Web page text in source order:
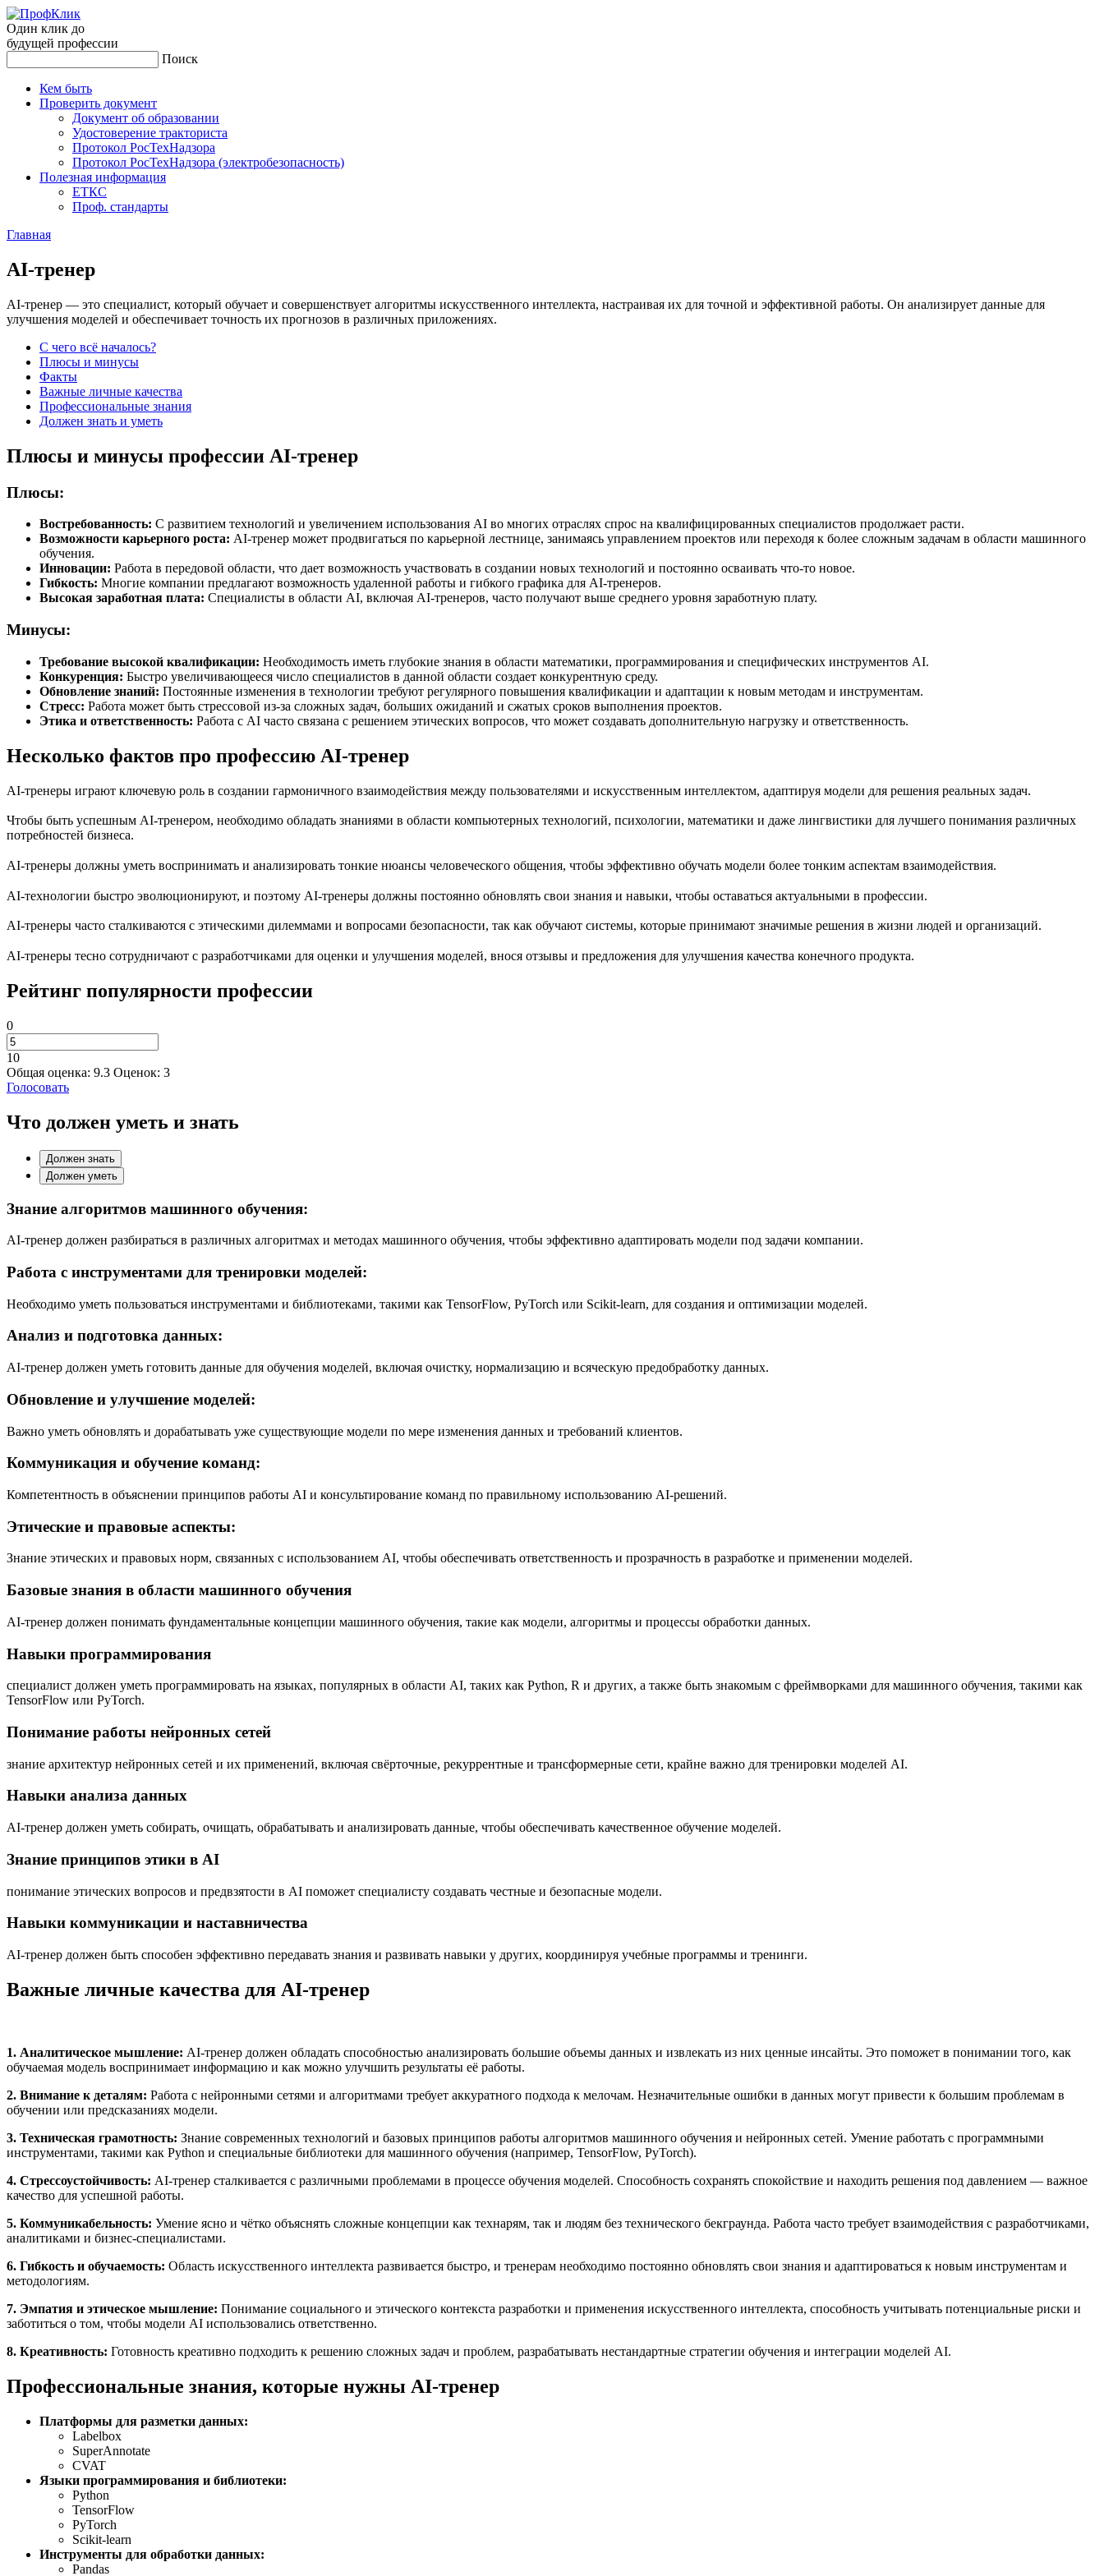
Один клик до
будущей профессии
Поиск
Кем быть
Проверить документ
Документ об образовании
Удостоверение тракториста
Протокол РосТехНадзора
Протокол РосТехНадзора (электробезопасность)
Полезная информация
ЕТКС
Проф. стандарты
Главная
AI-тре­нер
AI-тренер — это специалист, который обучает и совершенствует алгоритмы искусственного интеллекта, настраивая их для точной и эффективной работы. Он анализирует данные для
улучшения моделей и обеспечивает точность их прогнозов в различных приложениях.
С чего всё началось?
Плюсы и минусы
Факты
Важные личные качества
Профессиональные знания
Должен знать и уметь
Плюсы и минусы профессии AI-тренер
Плюсы:
Востребованность: С развитием технологий и увеличением использования AI во многих отраслях спрос на квалифицированных специалистов продолжает расти.
Возможности карьерного роста: AI-тренер может продвигаться по карьерной лестнице, занимаясь управлением проектов или переходя к более сложным задачам в области машинного
обучения.
Инновации: Работа в передовой области, что дает возможность участвовать в создании новых технологий и постоянно осваивать что-то новое.
Гибкость: Многие компании предлагают возможность удаленной работы и гибкого графика для AI-тренеров.
Высокая заработная плата: Специалисты в области AI, включая AI-тренеров, часто получают выше среднего уровня заработную плату.
Минусы:
Требование высокой квалификации: Необходимость иметь глубокие знания в области математики, программирования и специфических инструментов AI.
Конкуренция: Быстро увеличивающееся число специалистов в данной области создает конкурентную среду.
Обновление знаний: Постоянные изменения в технологии требуют регулярного повышения квалификации и адаптации к новым методам и инструментам.
Стресс: Работа может быть стрессовой из-за сложных задач, больших ожиданий и сжатых сроков выполнения проектов.
Этика и ответственность: Работа с AI часто связана с решением этических вопросов, что может создавать дополнительную нагрузку и ответственность.
Несколько фактов про профессию AI-тренер
AI-тренеры играют ключевую роль в создании гармоничного взаимодействия между пользователями и искусственным интеллектом, адаптируя модели для решения реальных задач.
Чтобы быть успешным AI-тренером, необходимо обладать знаниями в области компьютерных технологий, психологии, математики и даже лингвистики для лучшего понимания различных
потребностей бизнеса.
AI-тренеры должны уметь воспринимать и анализировать тонкие нюансы человеческого общения, чтобы эффективно обучать модели более тонким аспектам взаимодействия.
AI-технологии быстро эволюционируют, и поэтому AI-тренеры должны постоянно обновлять свои знания и навыки, чтобы оставаться актуальными в профессии.
AI-тренеры часто сталкиваются с этическими дилеммами и вопросами безопасности, так как обучают системы, которые принимают значимые решения в жизни людей и организаций.
AI-тренеры тесно сотрудничают с разработчиками для оценки и улучшения моделей, внося отзывы и предложения для улучшения качества конечного продукта.
Рейтинг популярности профессии
0
10
Общая оценка: 9.3 Оценок: 3
Голосовать
Что должен уметь и знать
Должен знать
Должен уметь
Знание алгоритмов машинного обучения:
AI-тренер должен разбираться в различных алгоритмах и методах машинного обучения, чтобы эффективно адаптировать модели под задачи компании.
Работа с инструментами для тренировки моделей:
Необходимо уметь пользоваться инструментами и библиотеками, такими как TensorFlow, PyTorch или Scikit-learn, для создания и оптимизации моделей.
Анализ и подготовка данных:
AI-тренер должен уметь готовить данные для обучения моделей, включая очистку, нормализацию и всяческую предобработку данных.
Обновление и улучшение моделей:
Важно уметь обновлять и дорабатывать уже существующие модели по мере изменения данных и требований клиентов.
Коммуникация и обучение команд:
Компетентность в объяснении принципов работы AI и консультирование команд по правильному использованию AI-решений.
Этические и правовые аспекты:
Знание этических и правовых норм, связанных с использованием AI, чтобы обеспечивать ответственность и прозрачность в разработке и применении моделей.
Базовые знания в области машинного обучения
AI-тренер должен понимать фундаментальные концепции машинного обучения, такие как модели, алгоритмы и процессы обработки данных.
Навыки программирования
специалист должен уметь программировать на языках, популярных в области AI, таких как Python, R и других, а также быть знакомым с фреймворками для машинного обучения, такими как
TensorFlow или PyTorch.
Понимание работы нейронных сетей
знание архитектур нейронных сетей и их применений, включая свёрточные, рекуррентные и трансформерные сети, крайне важно для тренировки моделей AI.
Навыки анализа данных
AI-тренер должен уметь собирать, очищать, обрабатывать и анализировать данные, чтобы обеспечивать качественное обучение моделей.
Знание принципов этики в AI
понимание этических вопросов и предвзятости в AI поможет специалисту создавать честные и безопасные модели.
Навыки коммуникации и наставничества
AI-тренер должен быть способен эффективно передавать знания и развивать навыки у других, координируя учебные программы и тренинги.
Важные личные качества для AI-тренер
1. Аналитическое мышление: AI-тренер должен обладать способностью анализировать большие объемы данных и извлекать из них ценные инсайты. Это поможет в понимании того, как
обучаемая модель воспринимает информацию и как можно улучшить результаты её работы.
2. Внимание к деталям: Работа с нейронными сетями и алгоритмами требует аккуратного подхода к мелочам. Незначительные ошибки в данных могут привести к большим проблемам в
обучении или предсказаниях модели.
3. Техническая грамотность: Знание современных технологий и базовых принципов работы алгоритмов машинного обучения и нейронных сетей. Умение работать с программными
инструментами, такими как Python и специальные библиотеки для машинного обучения (например, TensorFlow, PyTorch).
4. Стрессоустойчивость: AI-тренер сталкивается с различными проблемами в процессе обучения моделей. Способность сохранять спокойствие и находить решения под давлением — важное
качество для успешной работы.
5. Коммуникабельность: Умение ясно и чётко объяснять сложные концепции как технарям, так и людям без технического бекграунда. Работа часто требует взаимодействия с разработчиками,
аналитиками и бизнес-специалистами.
6. Гибкость и обучаемость: Область искусственного интеллекта развивается быстро, и тренерам необходимо постоянно обновлять свои знания и адаптироваться к новым инструментам и
методологиям.
7. Эмпатия и этическое мышление: Понимание социального и этического контекста разработки и применения искусственного интеллекта, способность учитывать потенциальные риски и
заботиться о том, чтобы модели AI использовались ответственно.
8. Креативность: Готовность креативно подходить к решению сложных задач и проблем, разрабатывать нестандартные стратегии обучения и интеграции моделей AI.
Профессиональные знания, которые нужны AI-тренер
Платформы для разметки данных:
Labelbox
SuperAnnotate
CVAT
Языки программирования и библиотеки:
Python
TensorFlow
PyTorch
Scikit-learn
Инструменты для обработки данных:
Pandas